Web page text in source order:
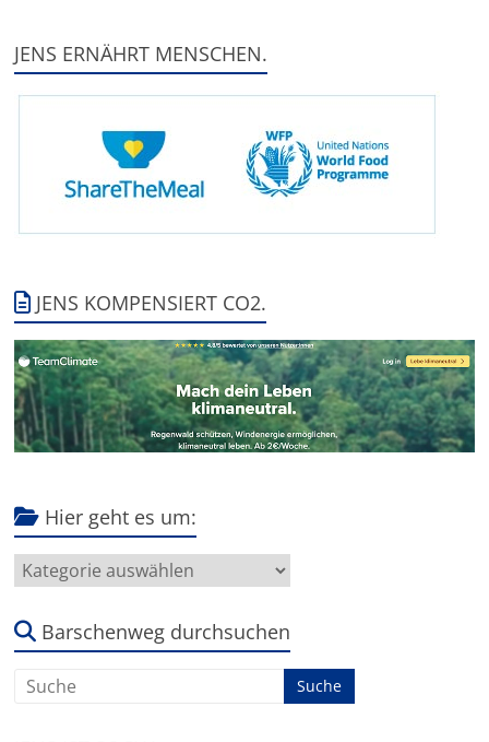
JENS ERNÄHRT MENSCHEN.
JENS KOMPENSIERT CO2.
Hier geht es um:
Hier
geht
um:Barschenweg durchsuchen